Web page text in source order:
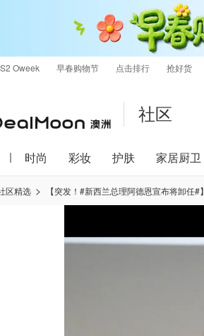
Oweek 早春购物节 点击排行 抢好货
社区
时尚 彩妆 护肤 家居厨卫
区精选 【突发！#新西兰总理阿德恩宣布将卸任#】